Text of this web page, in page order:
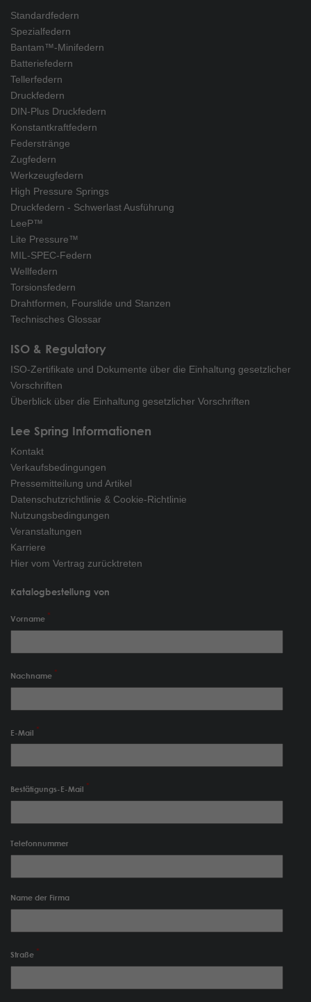
Standardfedern
Spezialfedern
Bantam™-Minifedern
Batteriefedern
Tellerfedern
Druckfedern
DIN-Plus Druckfedern
Konstantkraftfedern
Federstränge
Zugfedern
Werkzeugfedern
High Pressure Springs
Druckfedern - Schwerlast Ausführung
LeeP™
Lite Pressure™
MIL-SPEC-Federn
Wellfedern
Torsionsfedern
Drahtformen, Fourslide und Stanzen
Technisches Glossar
ISO & Regulatory
ISO-Zertifikate und Dokumente über die Einhaltung gesetzlicher
Vorschriften
Überblick über die Einhaltung gesetzlicher Vorschriften
Lee Spring Informationen
Kontakt
Verkaufsbedingungen
Pressemitteilung und Artikel
Datenschutzrichtlinie & Cookie-Richtlinie
Nutzungsbedingungen
Veranstaltungen
Karriere
Hier vom Vertrag zurücktreten
Katalogbestellung von
Vorname
Nachname
E-Mail
Bestätigungs-E-Mail
Telefonnummer
Name der Firma
Straße